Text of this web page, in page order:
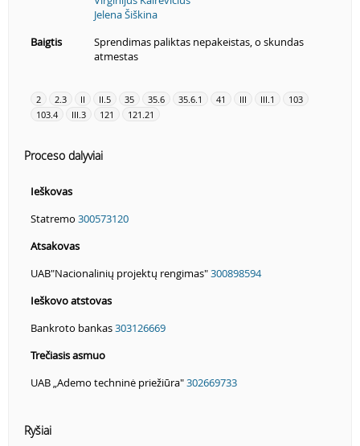
Jelena Šiškina
Baigtis
Sprendimas paliktas nepakeistas, o skundas
atmestas
2 2.3 II II.5 35 35.6 35.6.1 41 III III.1
103
103.4
III.3 121 121.21
Proceso dalyviai
Ieškovas
Statremo 300573120
Atsakovas
UAB"Nacionalinių projektų rengimas"300898594
Ieškovo atstovas
Bankroto bankas303126669
Trečiasis asmuo
UAB „Ademo techninė priežiūra"302669733
Ryšiai